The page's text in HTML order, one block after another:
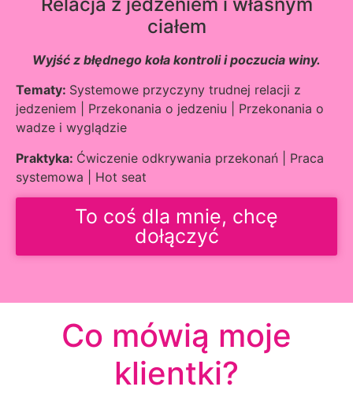
ciałem
Wyjść z błędnego koła kontroli i poczucia winy.
Tematy: Systemowe przyczyny trudnej relacji z
jedzeniem | Przekonania o jedzeniu | Przekonania o
wadze i wyglądzie
Praktyka: Ćwiczenie odkrywania przekonań | Praca
systemowa | Hot seat
To coś dla mnie, chcę
dołączyć
Co mówią moje
klientki?